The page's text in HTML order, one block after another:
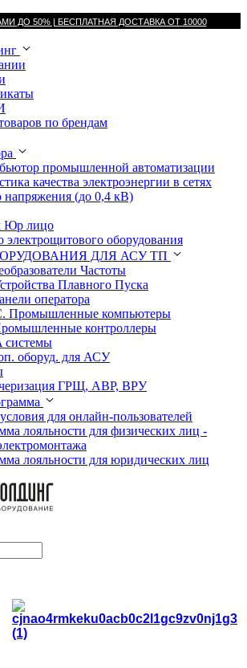
ДО 50% | БЕСПЛАТНАЯ ДОСТАВКА ОТ 10000
по брендам
промышленной автоматизации
качества электроэнергии в сетях
напряжения (до 0,4 кВ)
Юр лицо
электрощитового оборудования
ДЛЯ АСУ ТП
Частоты
Плавного Пуска
оператора
Промышленные компьютеры
контроллеры
системы
оборуд. для АСУ
ГРЩ, АВР, ВРУ
для онлайн-пользователей
лояльности для физических лиц -
лояльности для юридических лиц